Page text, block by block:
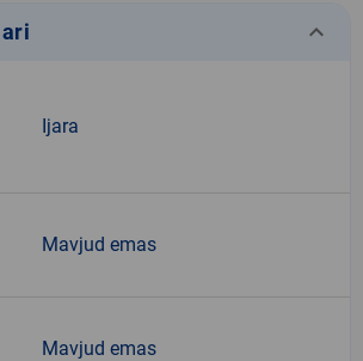
keyboard_arrow_down
Ijara
Mavjud emas
Mavjud emas